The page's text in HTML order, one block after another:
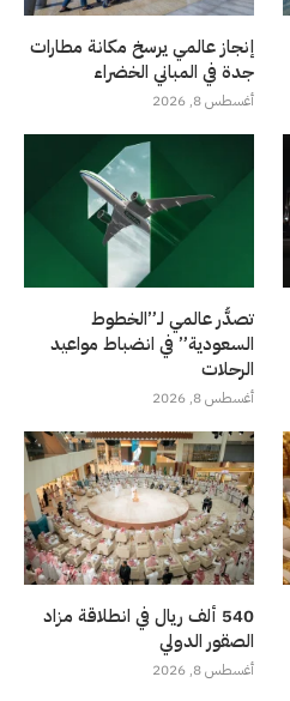
إنجاز عالمي يرسخ مكانة مطارات
جدة في المباني الخضراء
أغسطس 8, 2026
تصدُّر عالمي لـ”الخطوط
السعودية” في انضباط مواعيد
الرحلات
أغسطس 8, 2026
540 ألف ريال في انطلاقة مزاد
الصقور الدولي
أغسطس 8, 2026